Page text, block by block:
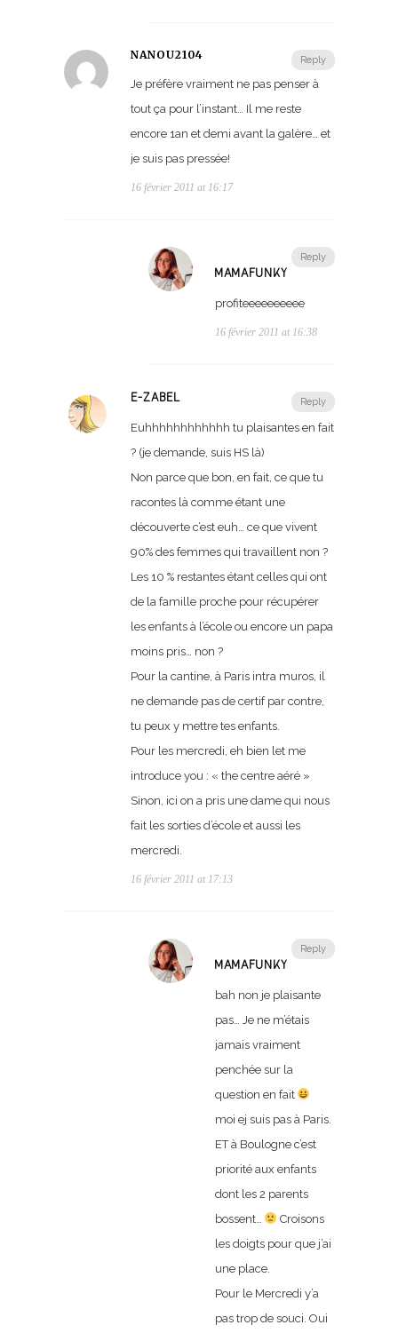
Reply
NANOU2104
Je préfère vraiment ne pas penser à
tout ça pour l’instant… Il me reste
encore 1an et demi avant la galère… et
je suis pas pressée!
16 février 2011 at 16:17
Reply
MAMAFUNKY
profiteeeeeeeeee
16 février 2011 at 16:38
Reply
E-ZABEL
Euhhhhhhhhhhhh tu plaisantes en fait
? (je demande, suis HS là)
Non parce que bon, en fait, ce que tu
racontes là comme étant une
découverte c’est euh… ce que vivent
90% des femmes qui travaillent non ?
Les 10 % restantes étant celles qui ont
de la famille proche pour récupérer
les enfants à l’école ou encore un papa
moins pris… non ?
Pour la cantine, à Paris intra muros, il
ne demande pas de certif par contre,
tu peux y mettre tes enfants.
Pour les mercredi, eh bien let me
introduce you : « the centre aéré »
Sinon, ici on a pris une dame qui nous
fait les sorties d’école et aussi les
mercredi.
16 février 2011 at 17:13
Reply
MAMAFUNKY
bah non je plaisante
pas… Je ne m’étais
jamais vraiment
penchée sur la
question en fait
moi ej suis pas à Paris.
ET à Boulogne c’est
priorité aux enfants
dont les 2 parents
bossent…
Croisons
les doigts pour que j’ai
une place.
Pour le Mercredi y’a
pas trop de souci. Oui